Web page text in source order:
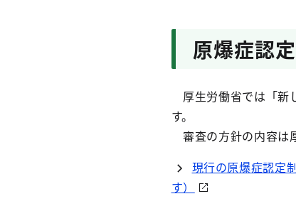
原爆症認
厚生労働省では「新
す。
審査の方針の内容は
現行の原爆症認定
す）